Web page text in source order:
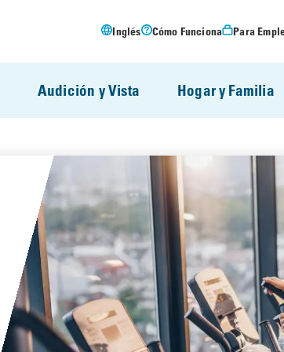
Inglés Cómo Funciona Para
Audición y Vista Hogar y Familia